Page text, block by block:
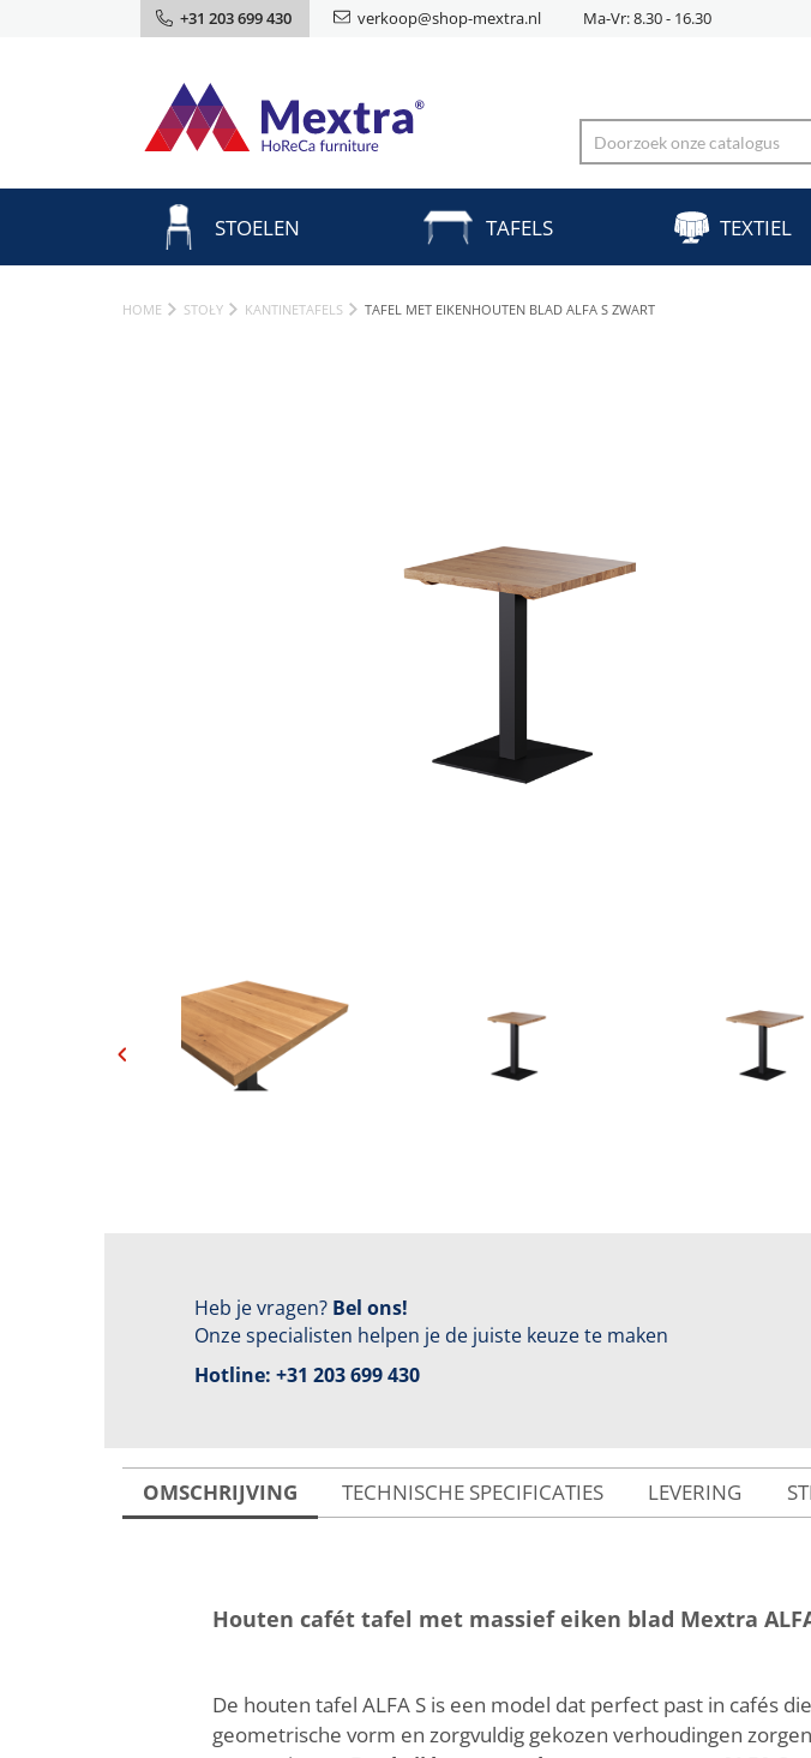
+31 203 699 430 verkoop@shop-mextra.nl Ma-Vr: 8.30 - 16.30
STOELEN TAFELS TEXTIEL
HOME STOŁY KANTINETAFELS TAFEL MET EIKENHOUTEN BLAD ALFA S ZWART
Heb je vragen? Bel ons!
Onze specialisten helpen je de juiste keuze te maken
Hotline: +31 203 699 430
OMSCHRIJVING TECHNISCHE SPECIFICATIES LEVERING
Houten cafét tafel met massief eiken blad Mextra
De houten tafel ALFA S is een model dat perfect past in cafés
geometrische vorm en zorgvuldig gekozen verhoudingen